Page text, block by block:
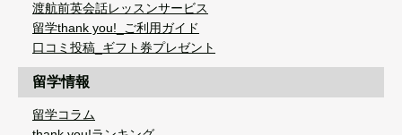
渡航前英会話レッスンサービス
留学thank you!_ご利用ガイド
口コミ投稿_ギフト券プレゼント
留学情報
留学コラム